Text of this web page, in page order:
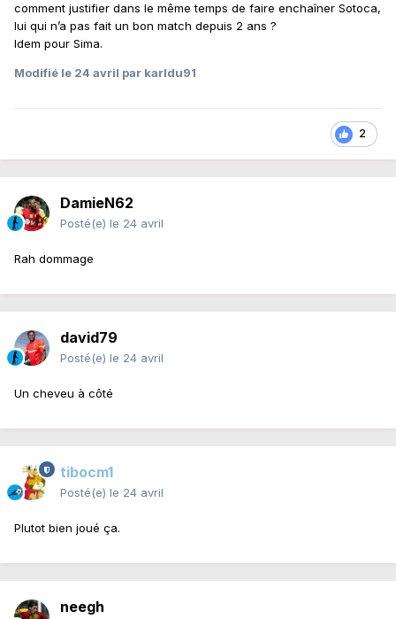
comment justifier dans le même temps de faire enchaîner Sotoca,
lui qui n’a pas fait un bon match depuis 2 ans ?
Idem pour Sima.
Modifié le 24 avril par karldu91
2
DamieN62
Posté(e) le 24 avril
Rah dommage
david79
Posté(e) le 24 avril
Un cheveu à côté
tibocm1
Posté(e) le 24 avril
Plutot bien joué ça.
neegh